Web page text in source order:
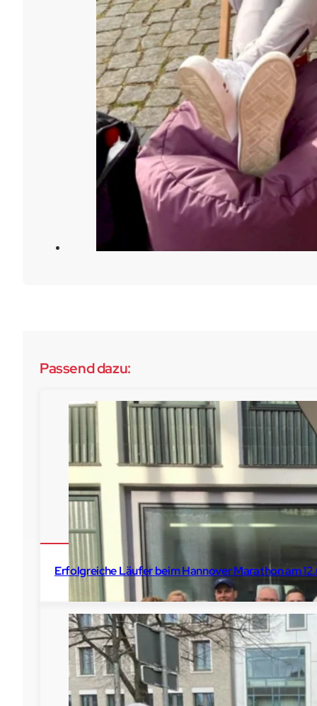
Passend dazu:
Erfolgreiche Läufer beim Hannover Marathon am